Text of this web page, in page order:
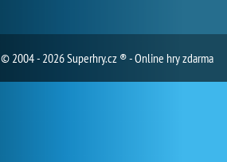
© 2004 - 2026 Superhry.cz ® - Online hry zdarma